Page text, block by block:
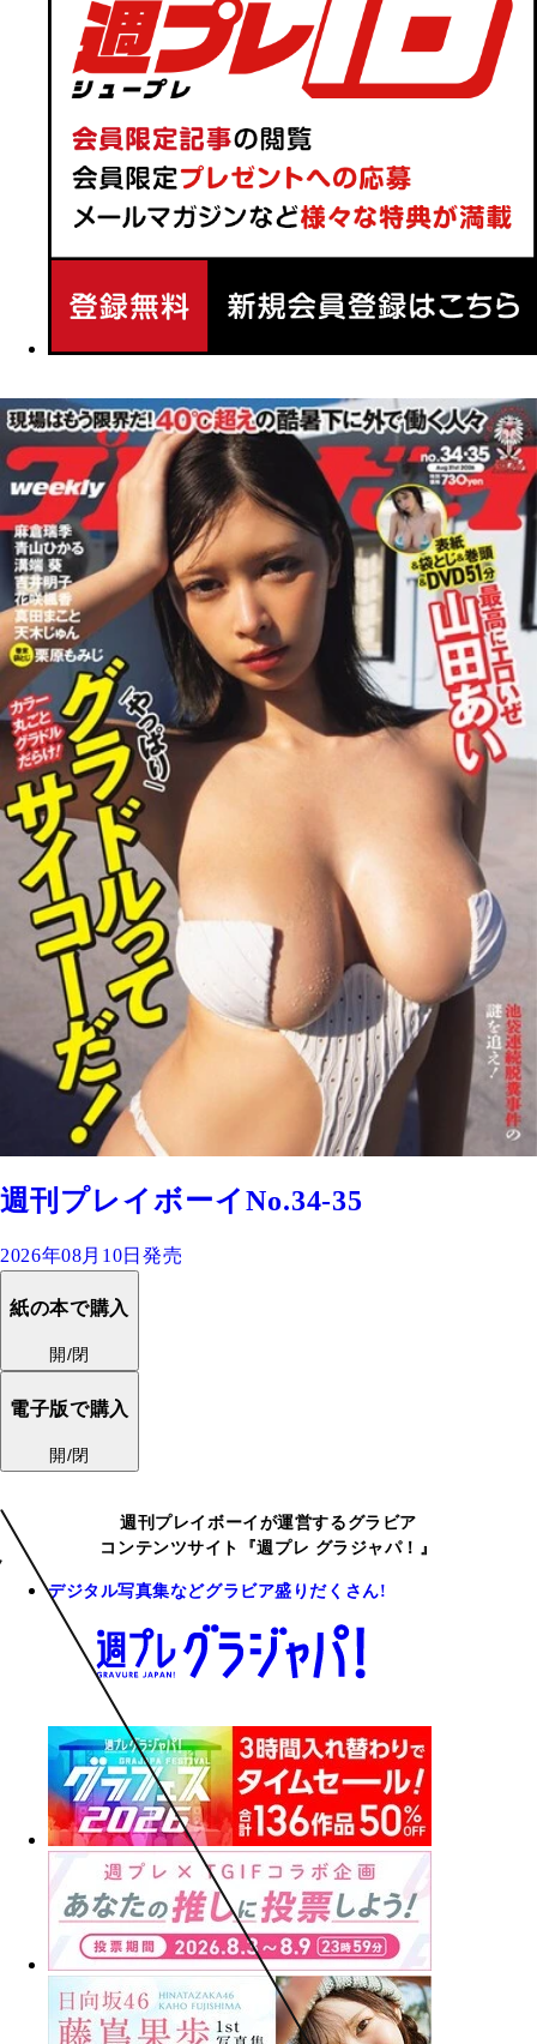
週刊プレイボーイNo.34-35
2026年08月10日発売
紙の本で購入
開/閉
電子版で購入
開/閉
週刊プレイボーイが運営するグラビア
コンテンツサイト『週プレ グラジャパ！』
デジタル写真集などグラビア盛りだくさん!